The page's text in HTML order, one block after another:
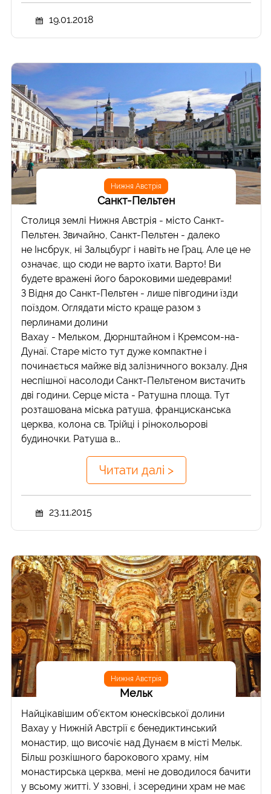
19.01.2018
Нижня Австрія
Санкт-Пельтен
Столиця землі Нижня Австрія - місто Санкт-
Пельтен. Звичайно, Санкт-Пельтен - далеко
не Інсбрук, ні Зальцбург і навіть не Грац. Але це не
означає, що сюди не варто їхати. Варто! Ви
будете вражені його бароковими шедеврами!
З Відня до Санкт-Пельтен - лише півгодини їзди
поїздом. Оглядати місто краще разом з
перлинами долини
Вахау - Мельком, Дюрнштайном і Кремсом-на-
Дунаї. Старе місто тут дуже компактне і
починається майже від залізничного вокзалу. Дня
неспішної насолоди Санкт-Пельтеном вистачить
дві години. Серце міста - Ратушна площа. Тут
розташована міська ратуша, францисканська
церква, колона св. Трійці і рінокольорові
будиночки. Ратуша в...
Читати далі >
23.11.2015
Нижня Австрія
Мельк
Найцікавішим об'єктом юнесківської долини
Вахау у Нижній Австрії є бенедиктинський
монастир, що височіє над Дунаєм в місті Мельк.
Більш розкішного барокового храму, нім
монастирська церква, мені не доводилося бачити
у всьому житті. У ззовні, і зсередини храм не має